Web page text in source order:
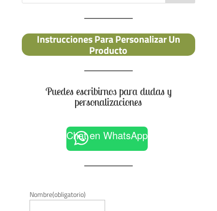
Instrucciones Para Personalizar Un
Producto
Puedes escribirnos para dudas y
personalizaciones
Chat en WhatsApp
Nombre(obligatorio)